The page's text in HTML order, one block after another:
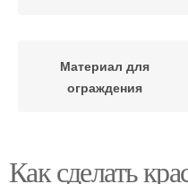
Материал для
ограждения
Деревянное ограждение
Как сделать